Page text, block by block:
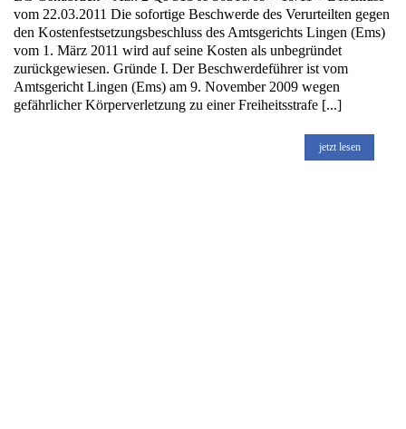
vom 22.03.2011 Die sofortige Beschwerde des Verurteilten gegen
den Kostenfestsetzungsbeschluss des Amtsgerichts Lingen (Ems)
vom 1. März 2011 wird auf seine Kosten als unbegründet
zurückgewiesen. Gründe I. Der Beschwerdeführer ist vom
Amtsgericht Lingen (Ems) am 9. November 2009 wegen
gefährlicher Körperverletzung zu einer Freiheitsstrafe [...]
jetzt lesen